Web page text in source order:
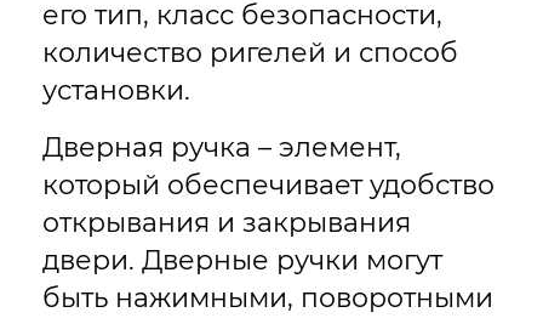
его тип, класс безопасности,
количество ригелей и способ
установки.
Дверная ручка – элемент,
который обеспечивает удобство
открывания и закрывания
двери. Дверные ручки могут
быть нажимными, поворотными